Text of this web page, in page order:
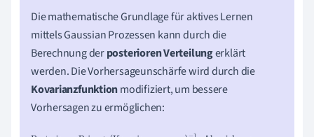
Die mathematische Grundlage für aktives Lernen
mittels Gaussian Prozessen kann durch die
Berechnung derposterioren Verteilungerklärt
werden. Die Vorhersageunschärfe wird durch die
Kovarianzfunktionmodifiziert, um bessere
Vorhersagen zu ermöglichen: